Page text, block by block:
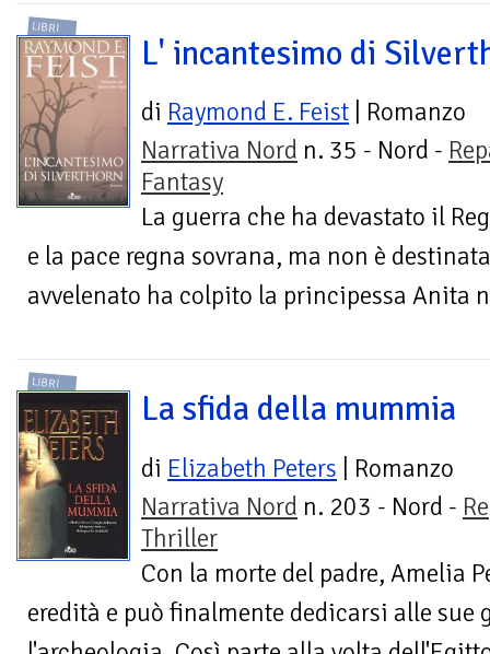
LIBRI
L' incantesimo di
di Raymond E. Feist | Romanzo
Narrativa Nord n. 35 - Nord -
Fantasy
La guerra che ha devastato il
e la pace regna sovrana, ma non è
avvelenato ha colpito la principessa Anita
LIBRI
La sfida della mummia
di Elizabeth Peters | Romanzo
Narrativa Nord n. 203 - Nord -
Thriller
Con la morte del padre, Amelia
eredità e può finalmente dedicarsi alle sue